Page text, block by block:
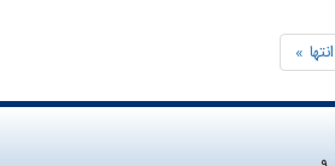
انتها »